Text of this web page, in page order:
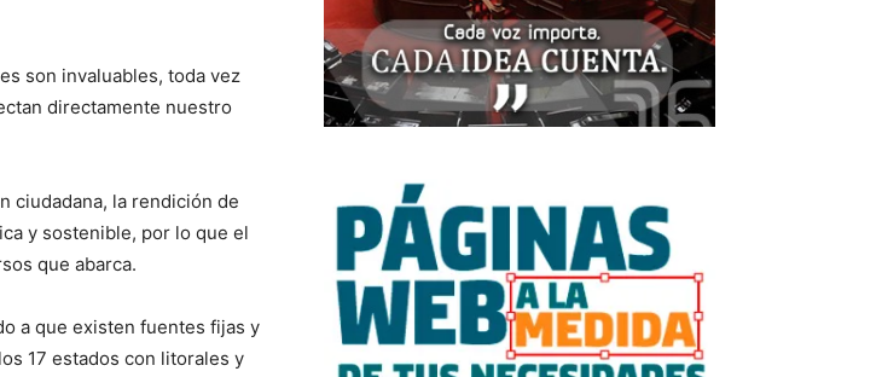
son invaluables, toda vez
directamente nuestro
ciudadana, la rendición de
y sostenible, por lo que el
que abarca.
a que existen fuentes fijas y
17 estados con litorales y